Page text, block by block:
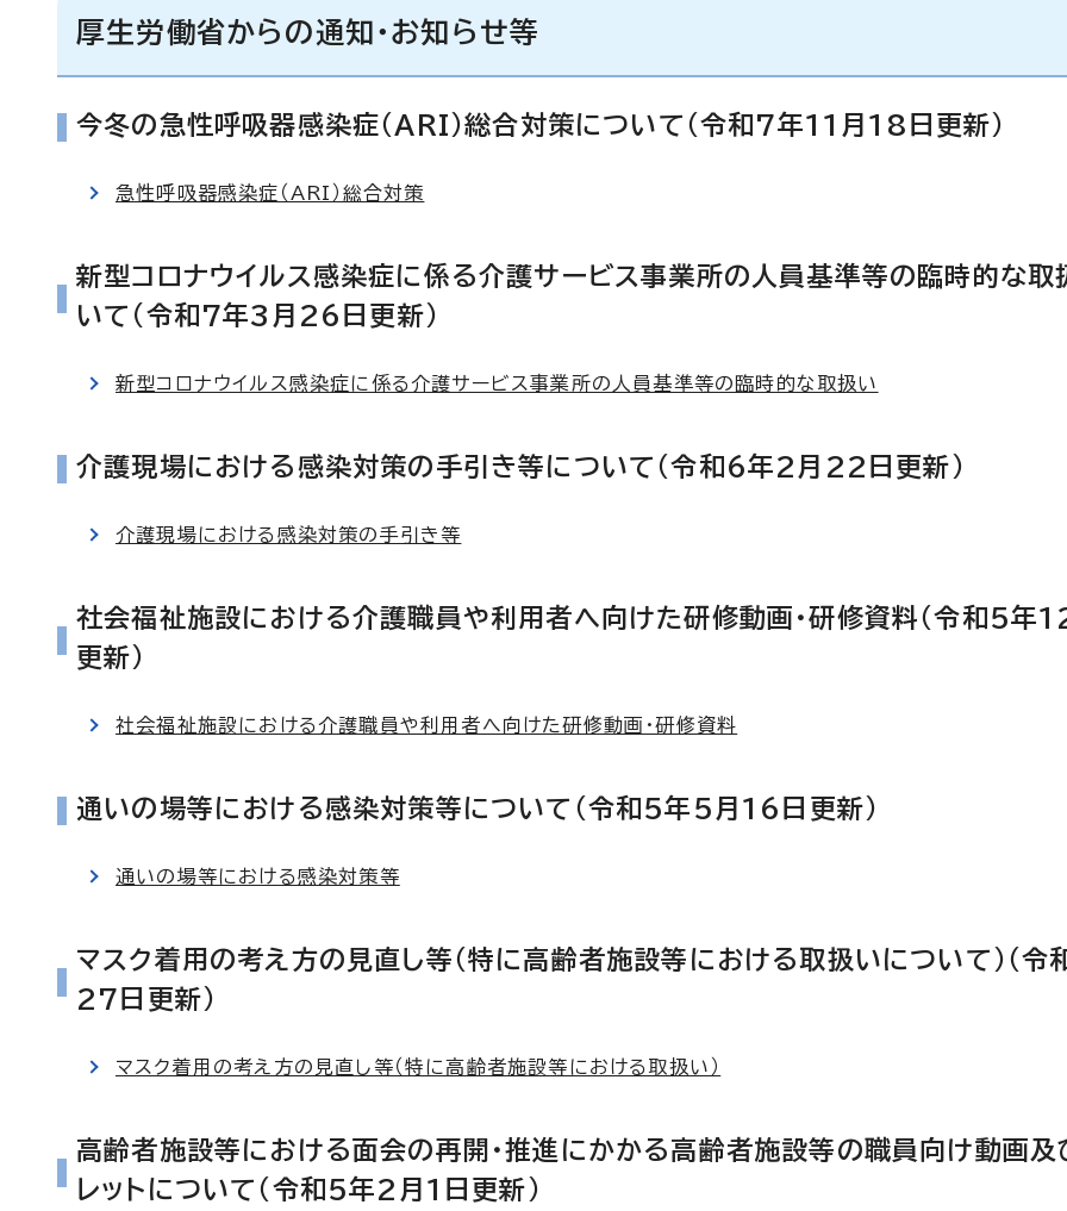
厚生労働省からの通知・お知らせ等
今冬の急性呼吸器感染症（ARI）総合対策について（令和7年11月18日更新）
急性呼吸器感染症（ARI）総合対策
新型コロナウイルス感染症に係る介護サービス事業所の人員基準等の臨時的な取
いて(令和7年3月26日更新）
新型コロナウイルス感染症に係る介護サービス事業所の人員基準等の臨時的な取扱い
介護現場における感染対策の手引き等について（令和6年2月22日更新）
介護現場における感染対策の手引き等
社会福祉施設における介護職員や利用者へ向けた研修動画・研修資料（令和5年
更新）
社会福祉施設における介護職員や利用者へ向けた研修動画・研修資料
通いの場等における感染対策等について（令和5年5月16日更新）
通いの場等における感染対策等
マスク着用の考え方の見直し等（特に高齢者施設等における取扱いについて）（
27日更新）
マスク着用の考え方の見直し等（特に高齢者施設等における取扱い）
高齢者施設等における面会の再開・推進にかかる高齢者施設等の職員向け動画及
レットについて（令和5年2月1日更新）